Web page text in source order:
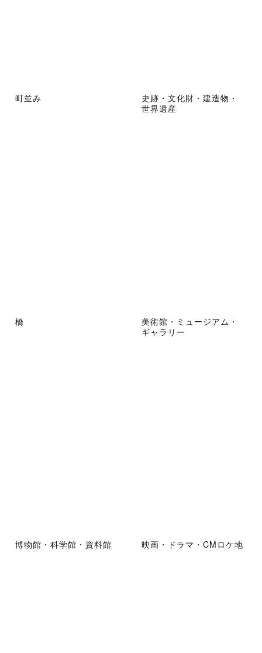
町並み
史跡・文化財・建造物・
世界遺産
橋
美術館・ミュージアム・
ギャラリー
博物館・科学館・資料館 映画・ドラマ・CMロケ地